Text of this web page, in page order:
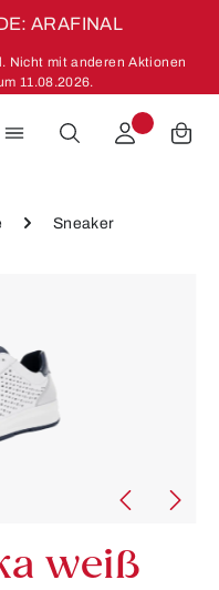
ARAFINAL
Nicht mit anderen Aktionen
11.08.2026.
Sneaker
weiß